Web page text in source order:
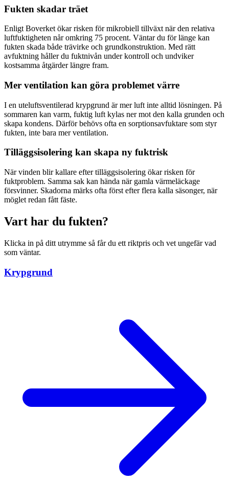
Fukten skadar träet
Enligt Boverket ökar risken för mikrobiell tillväxt när den relativa
luftfuktigheten når omkring 75 procent. Väntar du för länge kan
fukten skada både trävirke och grundkonstruktion. Med rätt
avfuktning håller du fuktnivån under kontroll och undviker
kostsamma åtgärder längre fram.
Mer ventilation kan göra problemet värre
I en uteluftsventilerad krypgrund är mer luft inte alltid lösningen. På
sommaren kan varm, fuktig luft kylas ner mot den kalla grunden och
skapa kondens. Därför behövs ofta en sorptionsavfuktare som styr
fukten, inte bara mer ventilation.
Tilläggsisolering kan skapa ny fuktrisk
När vinden blir kallare efter tilläggsisolering ökar risken för
fuktproblem. Samma sak kan hända när gamla värmeläckage
försvinner. Skadorna märks ofta först efter flera kalla säsonger, när
möglet redan fått fäste.
Vart har du fukten?
Klicka in på ditt utrymme så får du ett riktpris och vet ungefär vad
som väntar.
Krypgrund